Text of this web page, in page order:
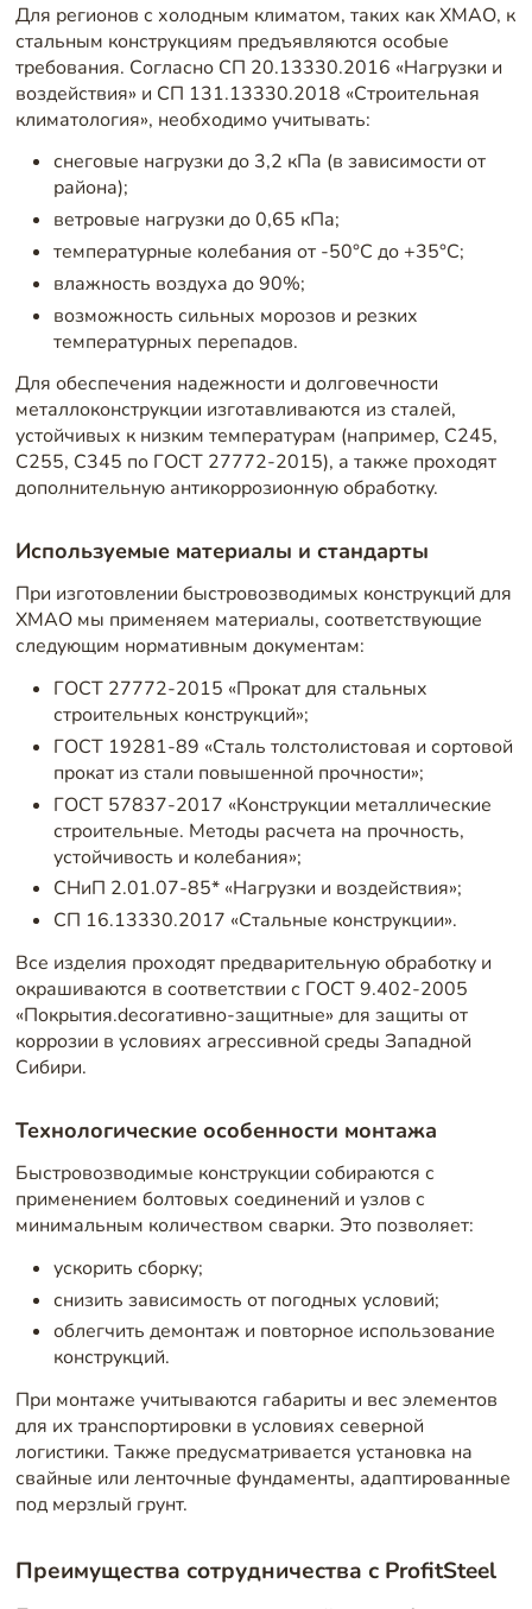
Для регионов с холодным климатом, таких как ХМАО, к
стальным конструкциям предъявляются особые
требования. Согласно СП 20.13330.2016 «Нагрузки и
воздействия» и СП 131.13330.2018 «Строительная
климатология», необходимо учитывать:
снеговые нагрузки до 3,2 кПа (в зависимости от
района);
ветровые нагрузки до 0,65 кПа;
температурные колебания от -50°C до +35°C;
влажность воздуха до 90%;
возможность сильных морозов и резких
температурных перепадов.
Для обеспечения надежности и долговечности
металлоконструкции изготавливаются из сталей,
устойчивых к низким температурам (например, С245,
С255, С345 по ГОСТ 27772-2015), а также проходят
дополнительную антикоррозионную обработку.
Используемые материалы и стандарты
При изготовлении быстровозводимых конструкций для
ХМАО мы применяем материалы, соответствующие
следующим нормативным документам:
ГОСТ 27772-2015 «Прокат для стальных
строительных конструкций»;
ГОСТ 19281-89 «Сталь толстолистовая и сортовой
прокат из стали повышенной прочности»;
ГОСТ 57837-2017 «Конструкции металлические
строительные. Методы расчета на прочность,
устойчивость и колебания»;
СНиП 2.01.07-85* «Нагрузки и воздействия»;
СП 16.13330.2017 «Стальные конструкции».
Все изделия проходят предварительную обработку и
окрашиваются в соответствии с ГОСТ 9.402-2005
«Покрытия.decorативно-защитные» для защиты от
коррозии в условиях агрессивной среды Западной
Сибири.
Технологические особенности монтажа
Быстровозводимые конструкции собираются с
применением болтовых соединений и узлов с
минимальным количеством сварки. Это позволяет:
ускорить сборку;
снизить зависимость от погодных условий;
облегчить демонтаж и повторное использование
конструкций.
При монтаже учитываются габариты и вес элементов
для их транспортировки в условиях северной
логистики. Также предусматривается установка на
свайные или ленточные фундаменты, адаптированные
под мерзлый грунт.
Преимущества сотрудничества с ProfitSteel